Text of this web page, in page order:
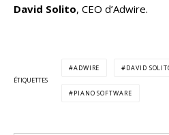
David Solito, CEO d’Adwire.
ÉTIQUETTES
ADWIRE DAVID
PIANO SOFTWARE